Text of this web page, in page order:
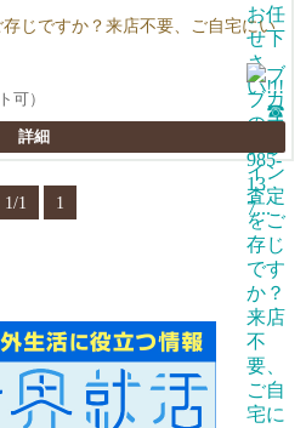
じですか？来店不要、ご自宅にい
可）
詳細
1/1 1